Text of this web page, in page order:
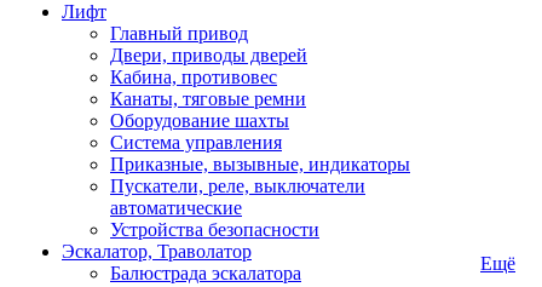
Лифт
Главный привод
Двери, приводы дверей
Кабина, противовес
Канаты, тяговые ремни
Оборудование шахты
Система управления
Приказные, вызывные, индикаторы
Пускатели, реле, выключатели
автоматические
Устройства безопасности
Эскалатор, Траволатор
Балюстрада эскалатора
Ещё